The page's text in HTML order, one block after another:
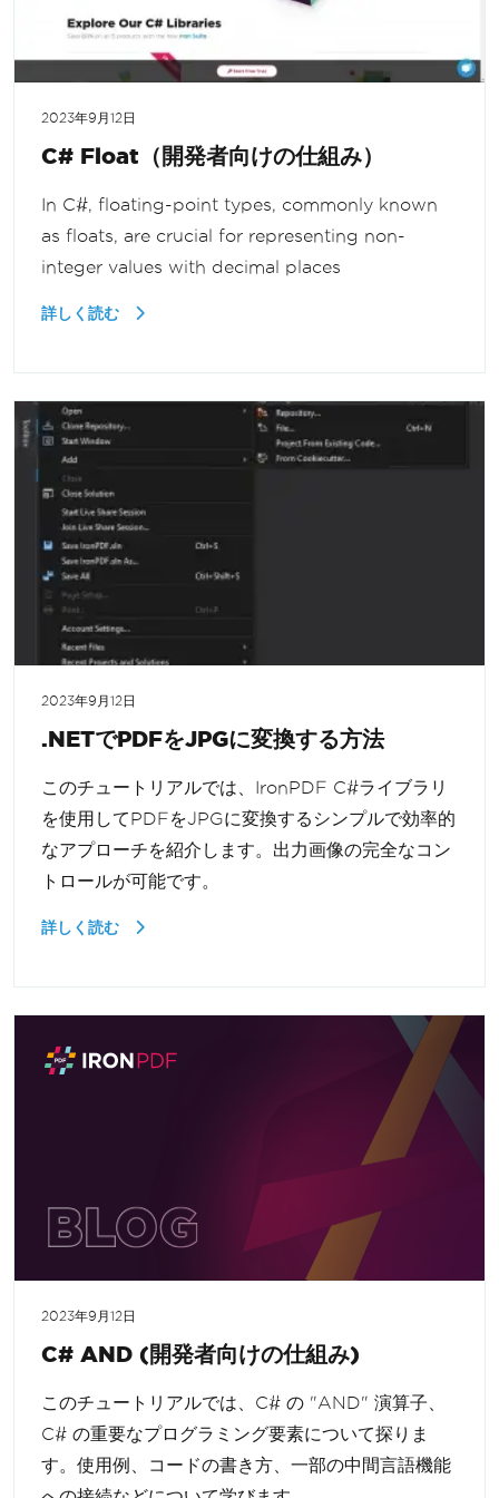
2023年9月12日
C# Float（開発者向けの仕組み）
In C#, floating-point types, commonly known
as floats, are crucial for representing non-
integer values with decimal places
詳しく読む
2023年9月12日
.NETでPDFをJPGに変換する方法
このチュートリアルでは、IronPDF C#ライブラリ
を使用してPDFをJPGに変換するシンプルで効率的
なアプローチを紹介します。出力画像の完全なコン
トロールが可能です。
詳しく読む
2023年9月12日
C# AND (開発者向けの仕組み)
このチュートリアルでは、C# の "AND" 演算子、
C# の重要なプログラミング要素について探りま
す。使用例、コードの書き方、一部の中間言語機能